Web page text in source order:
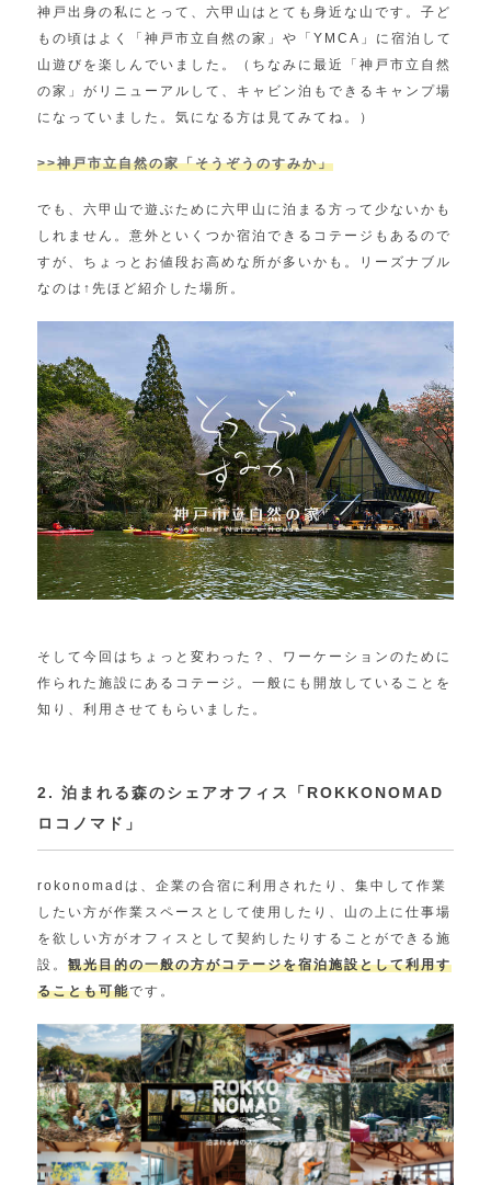
神戸出身の私にとって、六甲山はとても身近な山です。子ど
もの頃はよく「神戸市立自然の家」や「YMCA」に宿泊して
山遊びを楽しんでいました。（ちなみに最近「神戸市立自然
の家」がリニューアルして、キャビン泊もできるキャンプ場
になっていました。気になる方は見てみてね。）
>>神戸市立自然の家「そうぞうのすみか」
でも、六甲山で遊ぶために六甲山に泊まる方って少ないかも
しれません。意外といくつか宿泊できるコテージもあるので
すが、ちょっとお値段お高めな所が多いかも。リーズナブル
なのは↑先ほど紹介した場所。
そして今回はちょっと変わった？、ワーケーションのために
作られた施設にあるコテージ。一般にも開放していることを
知り、利用させてもらいました。
2. 泊まれる森のシェアオフィス「ROKKONOMAD
ロコノマド」
rokonomadは、企業の合宿に利用されたり、集中して作業
したい方が作業スペースとして使用したり、山の上に仕事場
を欲しい方がオフィスとして契約したりすることができる施
設。 観光目的の一般の方がコテージを宿泊施設として利用す
ることも可能です。